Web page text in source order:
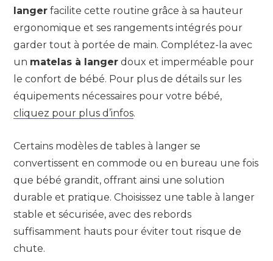
langer facilite cette routine grâce à sa hauteur
ergonomique et ses rangements intégrés pour
garder tout à portée de main. Complétez-la avec
un matelas à langer doux et imperméable pour
le confort de bébé. Pour plus de détails sur les
équipements nécessaires pour votre bébé,
cliquez pour plus d’infos.
Certains modèles de tables à langer se
convertissent en commode ou en bureau une fois
que bébé grandit, offrant ainsi une solution
durable et pratique. Choisissez une table à langer
stable et sécurisée, avec des rebords
suffisamment hauts pour éviter tout risque de
chute.